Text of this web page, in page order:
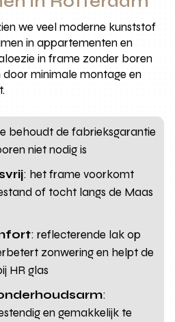
we veel moderne kunststof
in appartementen en
in frame zonder boren
minimale montage en
behoudt de fabrieksgarantie
niet nodig is
: het frame voorkomt
of tocht langs de Maas
: reflecterende lak op
zonwering en helpt de
HR glas
:
en gemakkelijk te